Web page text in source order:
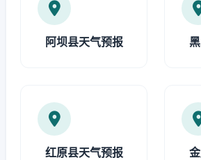
阿坝县天气预报
红原县天气预报